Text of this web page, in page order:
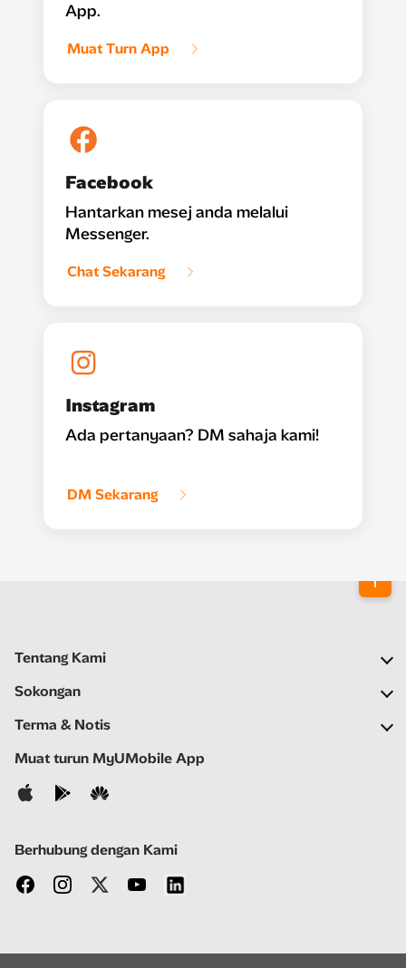
App.
Muat Turn App
Facebook
Hantarkan mesej anda melalui
Messenger.
Chat Sekarang
Instagram
Ada pertanyaan? DM sahaja kami!
DM Sekarang
Tentang Kami
Syarikat Kami
Ruang Berita
Kerjaya
Sokongan
Soalan Lazim
Bantuan Kendiri
Hubungi Kami
Terma & Notis
Notis Penting
Notis Privasi
Muat turun MyUMobile App
Berhubung dengan Kami